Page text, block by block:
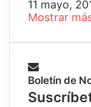
11 mayo,
Mostrar
Boletín de